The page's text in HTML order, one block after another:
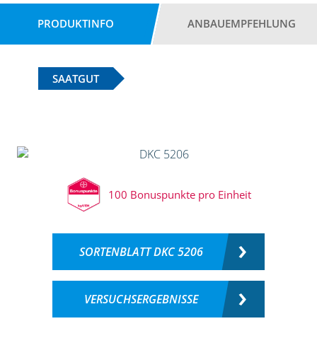
PRODUKTINFO ANBAUEMPFEHLUNG
SAATGUT
100 Bonuspunkte pro Einheit
SORTENBLATT DKC 5206
VERSUCHSERGEBNISSE